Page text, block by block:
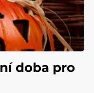
doba pro